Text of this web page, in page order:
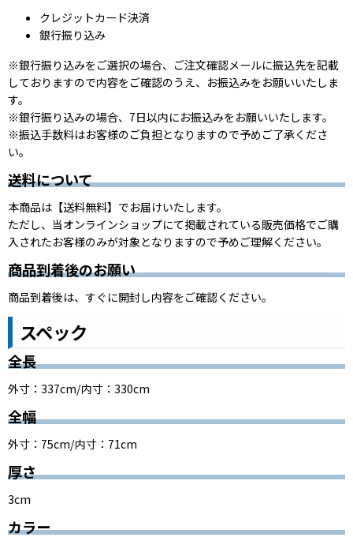
クレジットカード決済
銀行振り込み
※銀行振り込みをご選択の場合、ご注文確認メールに振込先を記載
しておりますので内容をご確認のうえ、お振込みをお願いいたしま
す。
※銀行振り込みの場合、 7日以内にお振込みをお願いいたします。
※振込手数料はお客様のご負担となりますので予めご了承くださ
い。
送料について
本商品は【送料無料】でお届けいたします。
ただし、当オンラインショップにて掲載されている販売価格でご購
入されたお客様のみが対象となりますので予めご理解ください。
商品到着後のお願い
商品到着後は、すぐに開封し内容をご確認ください。
スペック
全長
外寸：337cm/内寸：330cm
全幅
外寸：75cm/内寸：71cm
厚さ
3cm
カラー